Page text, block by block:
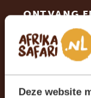
Deze website
ONTVANG
STEL